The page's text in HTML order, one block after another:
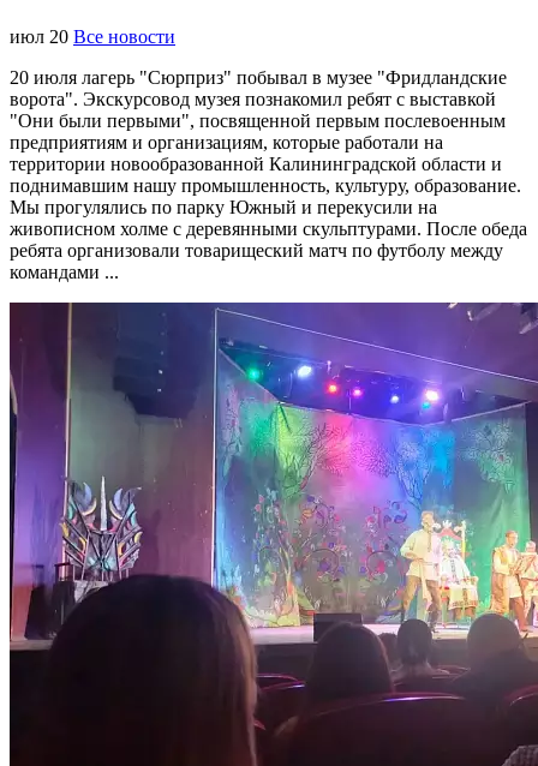
июл 20 Все новости
20 июля лагерь "Сюрприз" побывал в музее "Фридландские
ворота". Экскурсовод музея познакомил ребят с выставкой
"Они были первыми", посвященной первым послевоенным
предприятиям и организациям, которые работали на
территории новообразованной Калининградской области и
поднимавшим нашу промышленность, культуру, образование.
Мы прогулялись по парку Южный и перекусили на
живописном холме с деревянными скульптурами. После обеда
ребята организовали товарищеский матч по футболу между
командами ...